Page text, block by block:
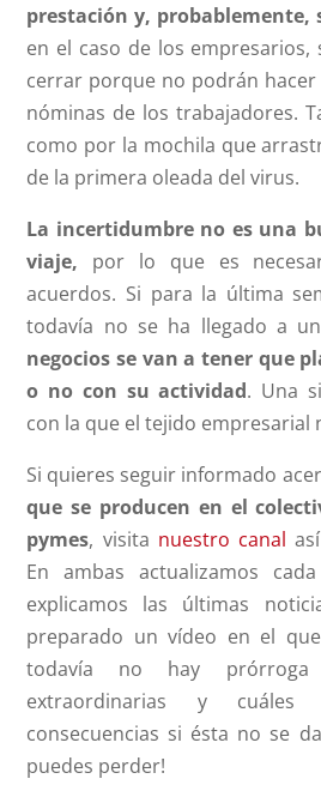
prestación y, probablemente,
en el caso de los empresarios,
cerrar porque no podrán
nóminas de los trabajadores.
como por la mochila que
de la primera oleada del virus.
La incertidumbre no es una
viaje, por lo que es
acuerdos. Si para la última
todavía no se ha llegado a
negocios se van a tener que
o no con su actividad. Una
con la que el tejido empresarial
Si quieres seguir informado
que se producen en el
pymes, visita nuestro canal
En ambas actualizamos
explicamos las últimas
preparado un vídeo en el
todavía no hay
extraordinarias y
consecuencias si ésta no se
puedes perder!